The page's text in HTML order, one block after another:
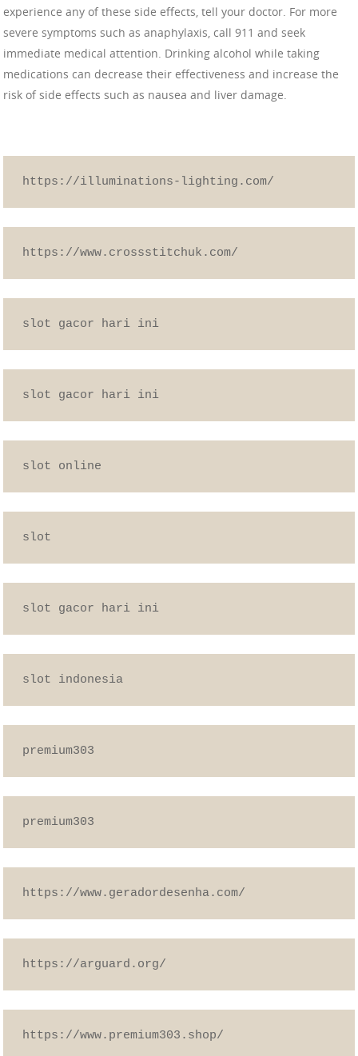
experience any of these side effects, tell your doctor. For more
severe symptoms such as anaphylaxis, call 911 and seek
immediate medical attention. Drinking alcohol while taking
medications can decrease their effectiveness and increase the
risk of side effects such as nausea and liver damage.
https://illuminations-lighting.com/
https://www.crossstitchuk.com/
slot gacor hari ini
slot gacor hari ini
slot online
slot
slot gacor hari ini
slot indonesia
premium303
premium303
https://www.geradordesenha.com/
https://arguard.org/
https://www.premium303.shop/